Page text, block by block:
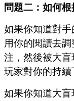
問題二：如何
如果你知道對手
用你的閱讀去
注，然後被大
玩家對你的持續
如果你知道大